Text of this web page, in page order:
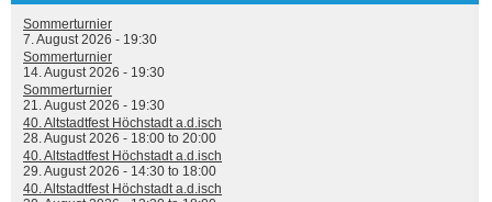
Sommerturnier
7. August 2026 - 19:30
Sommerturnier
14. August 2026 - 19:30
Sommerturnier
21. August 2026 - 19:30
40. Altstadtfest Höchstadt a.d.isch
28. August 2026 - 18:00 to 20:00
40. Altstadtfest Höchstadt a.d.isch
29. August 2026 - 14:30 to 18:00
40. Altstadtfest Höchstadt a.d.isch